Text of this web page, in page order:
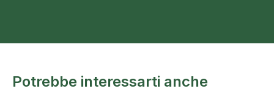
Potrebbe interessarti anche